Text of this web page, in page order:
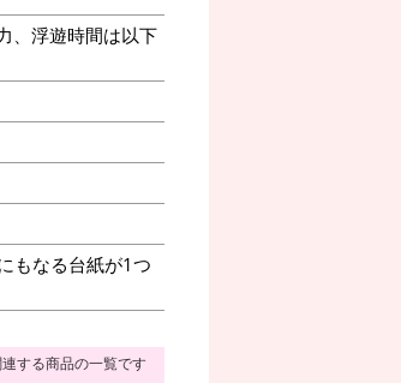
、浮遊時間は以下
もなる台紙が1つ
する商品の一覧です